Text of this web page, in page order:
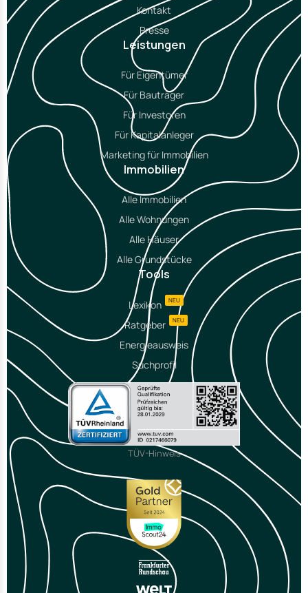
Kontakt
Presse
Leistungen
Für Eigentümer
Für Bauträger
Für Investoren
Für Kapitalanleger
Marketing für Immobilien
Immobilien
Alle Immobilien
Alle Wohnungen
Alle Häuser
Alle Grundstücke
Tools
Lexikon NEU
Ratgeber NEU
Energieausweis
Suchprofil
TÜV-Hinweis